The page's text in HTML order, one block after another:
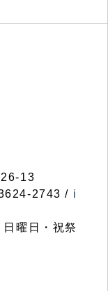
13
2743 / i
曜日・祝祭